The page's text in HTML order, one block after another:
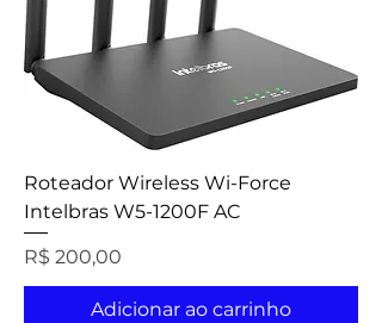
Roteador Wireless Wi-Force
Intelbras W5-1200F AC
Preço
R$ 200,00
Adicionar ao carrinho